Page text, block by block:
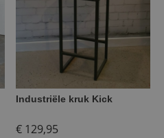
Industriële kruk Kick
€ 129,95